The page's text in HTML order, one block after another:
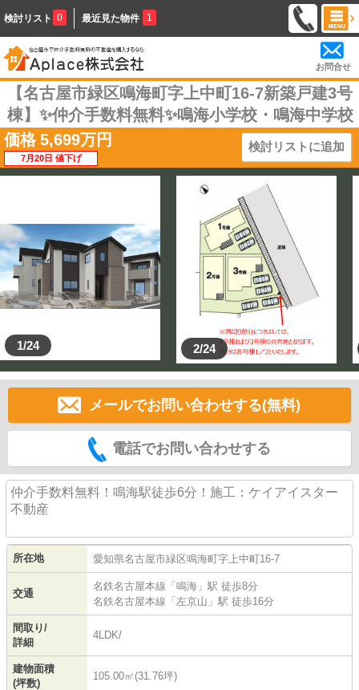
検討リスト 0 最近見た物件 1
お問合せ
【名古屋市緑区鳴海町字上中町16-7新築戸建3号
棟】✨️仲介手数料無料✨️鳴海小学校・鳴海中学校
価格 5,699万円
7月20日 値下げ
検討リストに追加
1/24 2/24
メールでお問い合わせする(無料)
電話でお問い合わせする
仲介手数料無料！鳴海駅徒歩6分！施工：ケイアイスター
不動産
所在地 愛知県名古屋市緑区鳴海町字上中町16-7
交通
名鉄名古屋本線 「 鳴海 」駅 徒歩8分
名鉄名古屋本線 「 左京山 」駅 徒歩16分
間取り/
詳細
4LDK/
建物面積
(坪数)
105.00㎡(31.76坪)